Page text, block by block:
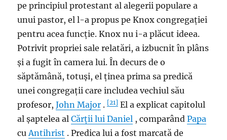
pe principiul protestant al alegerii populare a
unui pastor, el l-a propus pe Knox congregației
pentru acea funcție. Knox nu i-a plăcut ideea.
Potrivit propriei sale relatări, a izbucnit în plâns
și a fugit în camera lui. În decurs de o
săptămână, totuși, el ținea prima sa predică
unei congregații care includea vechiul său
profesor,John Major .[21] El a explicat capitolul
al șaptelea alCărții lui Daniel , comparândPapa
cuAntihrist . Predica lui a fost marcată de